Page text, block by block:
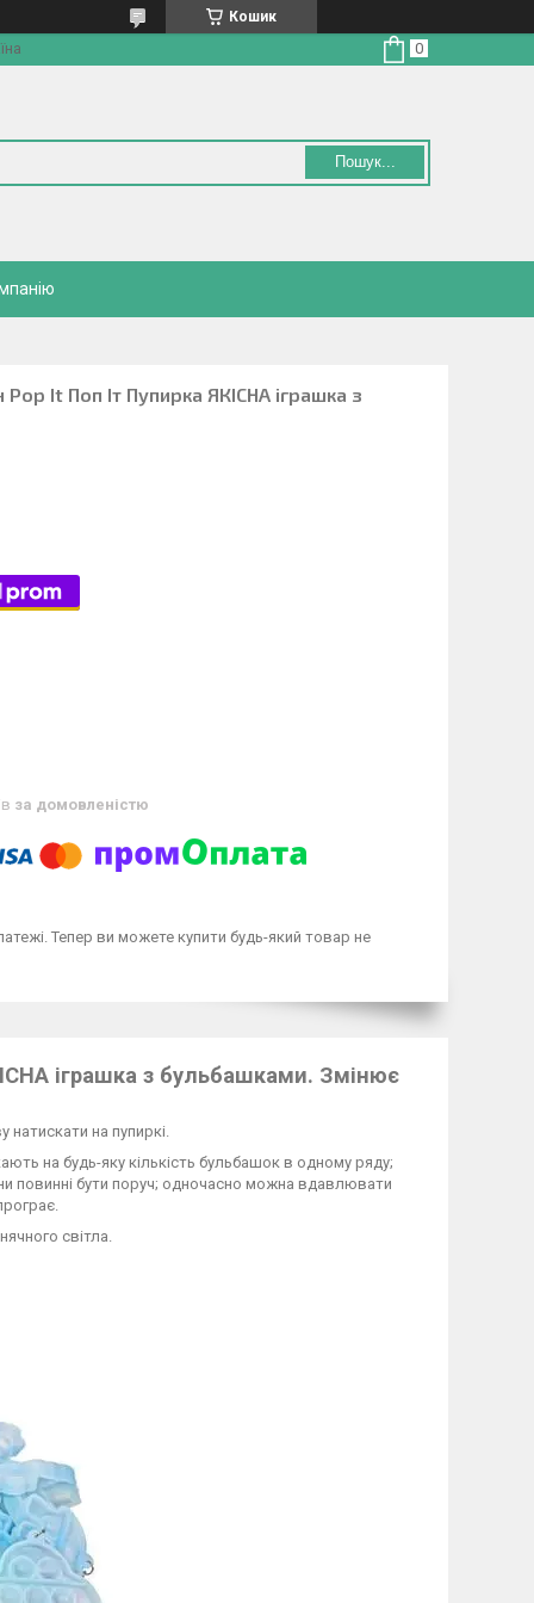
Кошик
Пошук...
It Поп Іт Пупирка ЯКІСНА іграшка з
за домовленістю
Тепер ви можете купити будь-який товар не
іграшка з бульбашками. Змінює
на пупиркі.
на будь-яку кількість бульбашок в одному ряду;
повинні бути поруч; одночасно можна вдавлювати
світла.